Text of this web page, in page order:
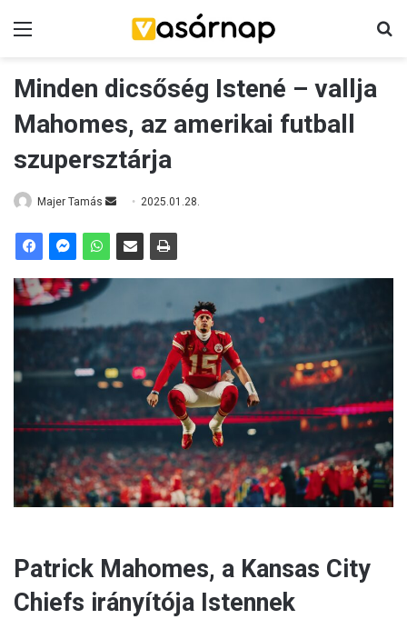
Minden dicsőség Istené – vallja
Mahomes, az amerikai futball
szupersztárja
Majer Tamás
m
a
l
2025.01.28.
Patrick Mahomes, a Kansas City
Chiefs irányítója Istennek